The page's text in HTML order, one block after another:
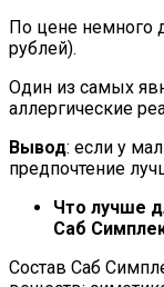
По цене немного
рублей).
Один из самых
аллергические
Вывод: если у
предпочтение
Что лучше
Саб
Состав Саб